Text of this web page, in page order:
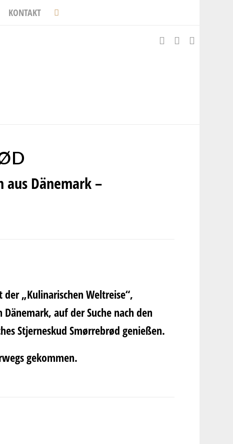
KONTAKT
aus Dänemark –
der„Kulinarischen Weltreise“,
auf der Suche nach den
Stjerneskud Smørrebrød genießen.
gekommen.